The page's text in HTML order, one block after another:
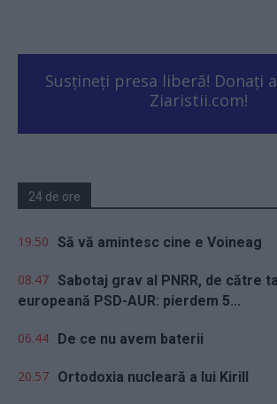
Susțineți presa liberă! Donați
Ziaristii.com!
24 de ore
19.50 Să vă amintesc cine e Voineag
08.47 Sabotaj grav al PNRR, de către
europeană PSD-AUR: pierdem 5...
06.44 De ce nu avem baterii
20.57 Ortodoxia nucleară a lui Kirill